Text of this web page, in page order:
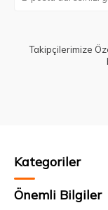
Takipçilerimize
Kategoriler
Önemli Bilgiler